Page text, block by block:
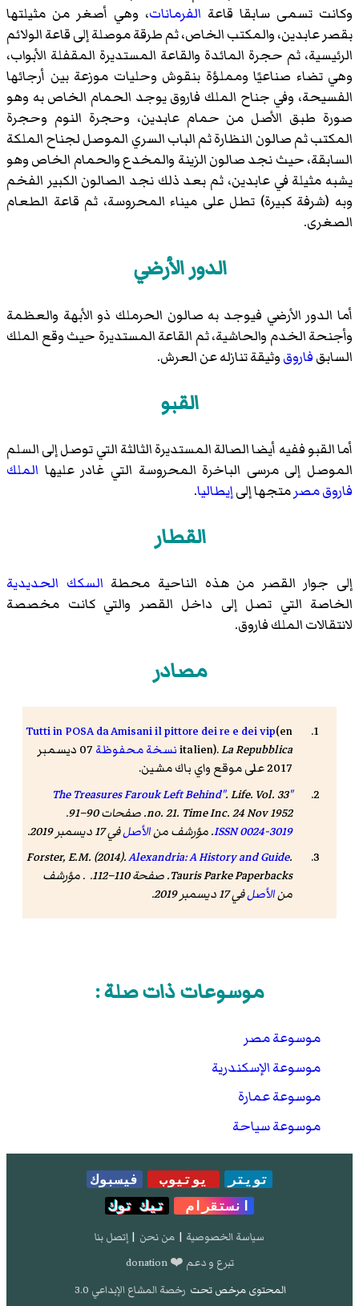
وكانت تسمى سابقا قاعة الفرمانات، وهي أصغر من مثيلتها
بقصر عابدين، والمكتب الخاص، ثم طرقة موصلة إلى قاعة الولائم
الرئيسية، ثم حجرة المائدة والقاعة المستديرة المقفلة الأبواب،
وهي تضاء صناعيًا ومملؤة بنقوش وحليات موزعة بين أرجائها
الفسيحة، وفي جناح الملك فاروق يوجد الحمام الخاص به وهو
صورة طبق الأصل من حمام عابدين، وحجرة النوم وحجرة
المكتب ثم صالون النظارة ثم الباب السري الموصل لجناح الملكة
السابقة، حيث نجد صالون الزينة والمخدع والحمام الخاص وهو
يشبه مثيلة في عابدين، ثم بعد ذلك نجد الصالون الكبير الفخم
وبه (شرفة كبيرة) تطل على ميناء المحروسة، ثم قاعة الطعام
الصغرى.
الدور الأرضي
أما الدور الأرضي فيوجد به صالون الحرملك ذو الأبهة والعظمة
وأجنحة الخدم والحاشية، ثم القاعة المستديرة حيث وقع الملك
السابقفاروقوثيقة تنازله عن العرش.
القبو
أما القبو ففيه أيضا الصالة المستديرة الثالثة التي توصل إلى السلم
الموصل إلى مرسى الباخرة المحروسة التي غادر عليها الملك
فاروقمصرمتجها إلىإيطاليا.
القطار
إلى جوار القصر من هذه الناحية محطة السكك الحديدية
الخاصة التي تصل إلى داخل القصر والتي كانت مخصصة
لانتقالات الملك فاروق.
مصادر
Tutti in POSA da Amisani il pittore dei re e dei vip(en
italien).La Repubblica نسخة محفوظة
07 ديسمبر
2017 على موقع واي باك مشين.
"The Treasures Farouk Left Behind"
.Life. Vol. 33
no. 21. Time Inc. 24 Nov 1952. صفحات 90–91.
ISSN0024-3019 . مؤرشف منالأصلفي 17 ديسمبر 2019.
Forster, E.M. (2014).Alexandria: A History and Guide.
Tauris Parke Paperbacks. صفحة 110–112. . مؤرشف
منالأصلفي 17 ديسمبر 2019.
موسوعات ذات صلة :
موسوعة مصر
موسوعة الإسكندرية
موسوعة عمارة
موسوعة سياحة
تويتر يوتيوب
فيسبوك
انستقرام
تيك توك
سياسة الخصوصية | من نحن | إتصل بنا
تبرع و دعم ❤️ donation
المحتوى مرخص تحت رخصة المشاع الإبداعي 3.0